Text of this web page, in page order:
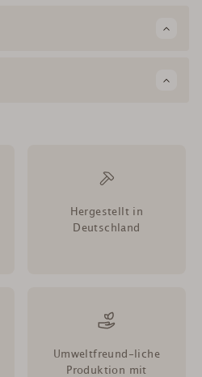
Hergestellt in
Deutschland
Umweltfreund-liche
Produktion mit